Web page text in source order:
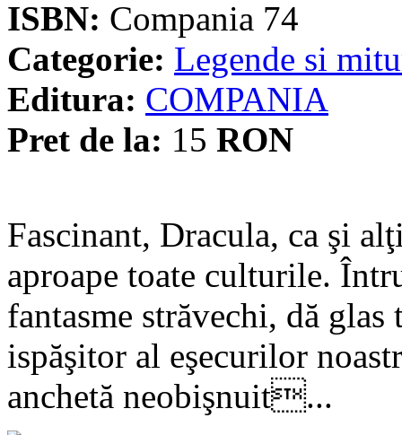
ISBN: Compania 74
Categorie: Legende si
Editura: COMPANIA
Pret de la: 15 RON
Fascinant, Dracula, ca şi
aproape toate culturile.
fantasme străvechi, dă
ispăşitor al eşecurilor
anchetă neobişnuit...